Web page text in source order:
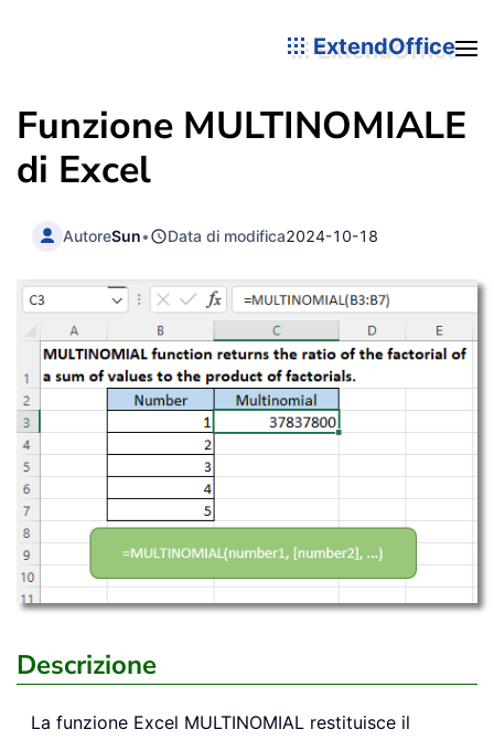
ExtendOffice
Funzione MULTINOMIALE
di Excel
AutoreSun• Data di modifica2024-10-18
Descrizione
La funzione Excel MULTINOMIAL restituisce il